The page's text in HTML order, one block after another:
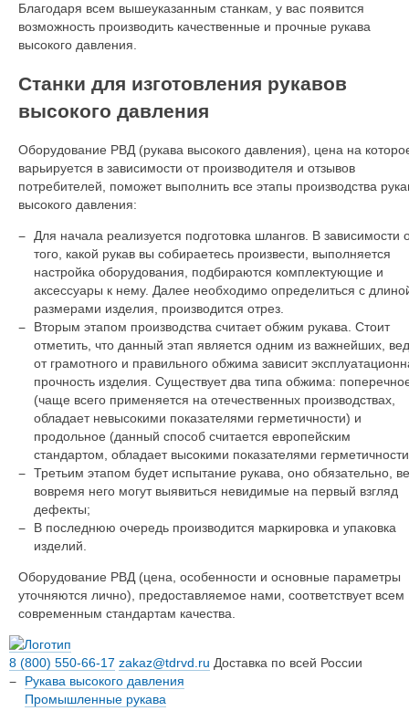
Благодаря всем вышеуказанным станкам, у вас появится
возможность производить качественные и прочные рукава
высокого давления.
Станки для изготовления рукавов
высокого давления
Оборудование РВД (рукава высокого давления), цена на
варьируется в зависимости от производителя и отзывов
потребителей, поможет выполнить все этапы производства
высокого давления:
Для начала реализуется подготовка шлангов. В зависимости
того, какой рукав вы собираетесь произвести, выполняется
настройка оборудования, подбираются комплектующие и
аксессуары к нему. Далее необходимо определиться с
размерами изделия, производится отрез.
Вторым этапом производства считает обжим рукава. Стоит
отметить, что данный этап является одним из важнейших,
от грамотного и правильного обжима зависит
прочность изделия. Существует два типа обжима:
(чаще всего применяется на отечественных производствах,
обладает невысокими показателями герметичности) и
продольное (данный способ считается европейским
стандартом, обладает высокими показателями
Третьим этапом будет испытание рукава, оно обязательно,
вовремя него могут выявиться невидимые на первый взгляд
дефекты;
В последнюю очередь производится маркировка и упаковка
изделий.
Оборудование РВД (цена, особенности и основные параметры
уточняются лично), предоставляемое нами, соответствует всем
современным стандартам качества.
8 (800) 550-66-17 zakaz@tdrvd.ru Доставка по всей России
Рукава высокого давления
Промышленные рукава